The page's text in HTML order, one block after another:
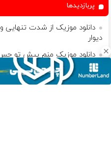
پربازدیدها
دانلود موزیک از شدت
دیوار
دانلود موزیک منم پیش تو
درسته خواستم از خدا یه جا تو رو
دانلود موزیک قصه های دردای ما